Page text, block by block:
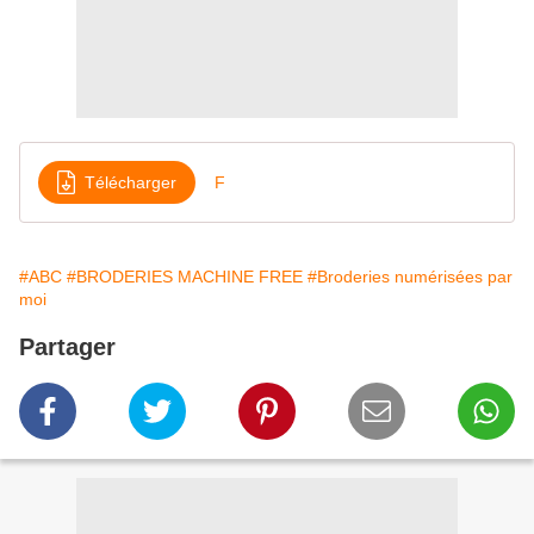
Télécharger F
#ABC #BRODERIES MACHINE FREE #Broderies numérisées par
moi
Partager